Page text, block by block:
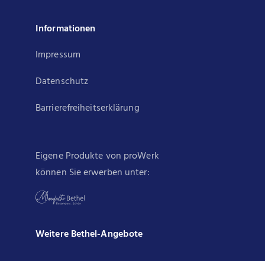
Informationen
Impressum
Datenschutz
Barrierefreiheitserklärung
Eigene Produkte von proWerk
können Sie erwerben unter:
Weitere Bethel-Angebote